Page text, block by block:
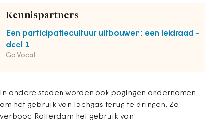
Kennispartners
Een participatiecultuur uitbouwen: een leidraad -
deel 1
Go Vocal
In andere steden worden ook pogingen ondernomen
om het gebruik van lachgas terug te dringen. Zo
verbood Rotterdam het gebruik van